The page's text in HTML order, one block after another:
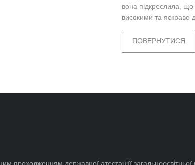
вона підкреслила, що
високими та яскраво
ПОВЕРНУТИСЯ